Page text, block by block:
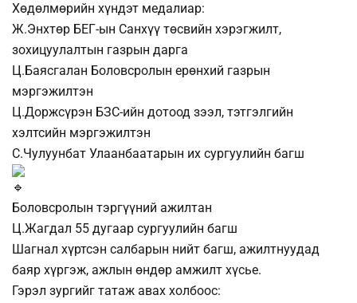
Хөдөлмөрийн хүндэт медалиар:
Ж.Энхтөр БЕГ-ын Санхүү төсвийн хэрэгжилт,
зохицуулалтын газрын дарга
Ц.Баясгалан Боловсролын ерөнхий газрын
мэргэжилтэн
Ц.Доржсүрэн БЗС-ийн дотоод зээл, тэтгэлгийн
хэлтсийн мэргэжилтэн
С.Чулуунбат Улаанбаатарын их сургуулийн багш
Боловсролын тэргүүний ажилтан
Ц.Жагдал 55 дугаар сургуулийн багш
Шагнал хүртсэн салбарын нийт багш, ажилтнуудад
баяр хүргэж, ажлын өндөр амжилт хүсье.
Гэрэл зургийг татаж авах холбоос: